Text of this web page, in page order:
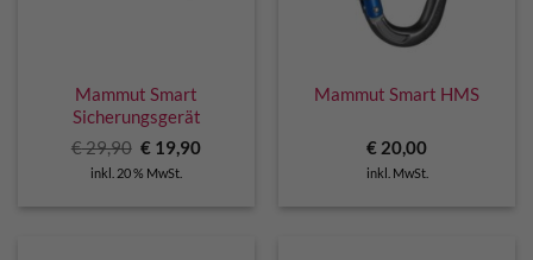
Mammut Smart
Sicherungsgerät
€29,90 Ursprünglicher
Preis
war:
€ 19,90Aktueller
inkl. 20 % MwSt.
Mammut Smart HMS
€ 20,00
inkl. MwSt.